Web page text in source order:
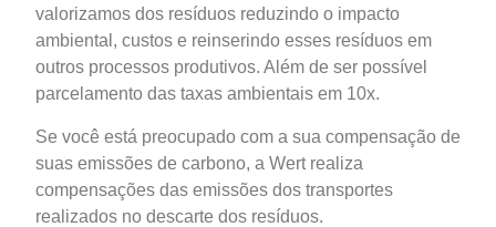
valorizamos dos resíduos reduzindo o impacto
ambiental, custos e reinserindo esses resíduos em
outros processos produtivos. Além de ser possível
parcelamento das taxas ambientais em 10x.
Se você está preocupado com a sua compensação de
suas emissões de carbono, a Wert realiza
compensações das emissões dos transportes
realizados no descarte dos resíduos.